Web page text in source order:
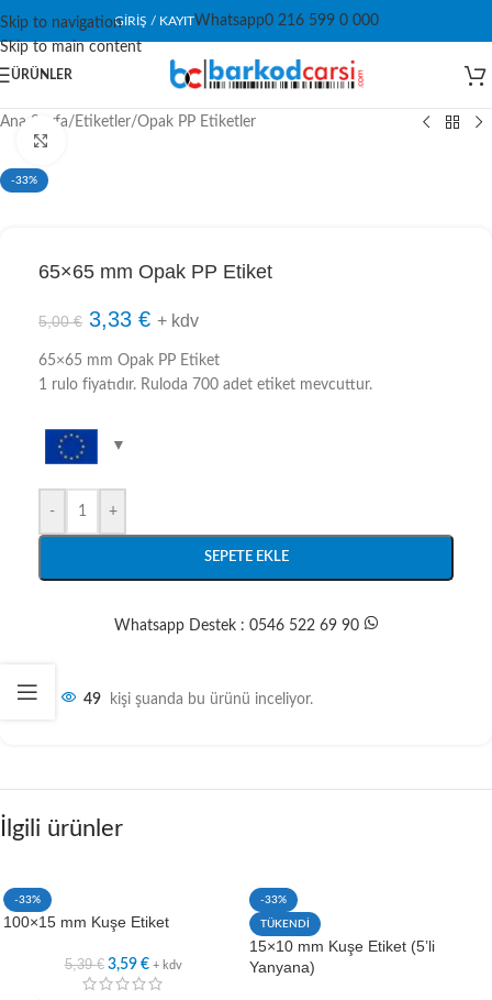
Skip to navigation
Skip to main content
GIRIŞ / KAYITWhatsapp0 216 599 0 000
ÜRÜNLER
Ana Sayfa/ Etiketler/Opak PP Etiketler
-33%
65×65 mm Opak PP Etiket
5,00€ 3,33 € + kdv
65×65 mm Opak PP Etiket
1 rulo fiyatıdır. Ruloda 700 adet etiket mevcuttur.
- +
SEPETE EKLE
Whatsapp Destek : 0546 522 69 90
49 kişi şuanda bu ürünü inceliyor.
İlgili ürünler
-33%
100×15 mm Kuşe Etiket
5,39€ 3,59 € + kdv
-33%
TÜKENDİ
15×10 mm Kuşe Etiket (5’li
Yanyana)